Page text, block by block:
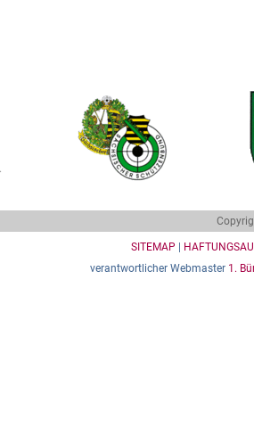
SITEMAP
verantwortlicher Webmaster 1.